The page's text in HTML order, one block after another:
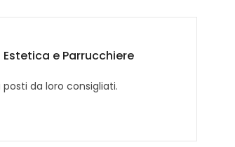
e Parrucchiere
da loro consigliati.